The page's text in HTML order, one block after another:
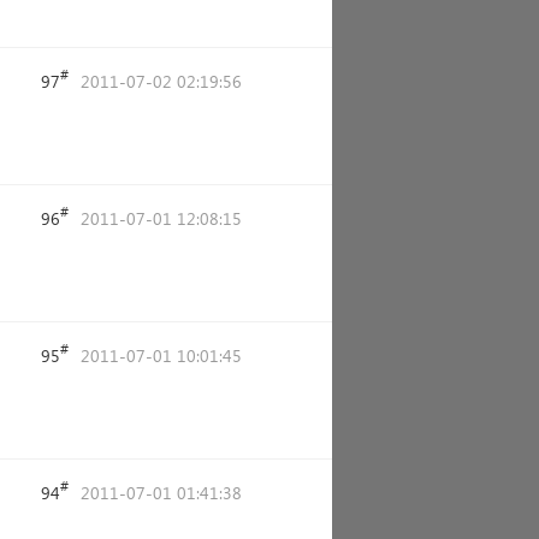
97# 2011-07-02 02:19:56
96# 2011-07-01 12:08:15
95# 2011-07-01 10:01:45
94# 2011-07-01 01:41:38